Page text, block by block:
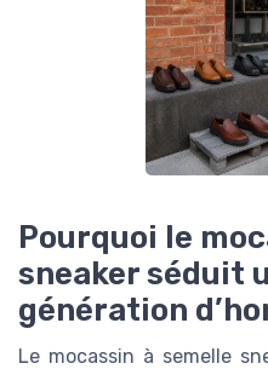
Pourquoi le
sneaker séduit
génération
Le mocassin à semelle